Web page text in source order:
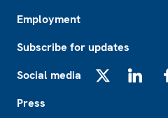
Employment
Subscribe for updates
Social media
Press